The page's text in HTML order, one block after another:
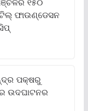
ଫାଉଣ୍ଡେସନ
ପକ୍ଷରୁ
ଉଦଘାଟନର